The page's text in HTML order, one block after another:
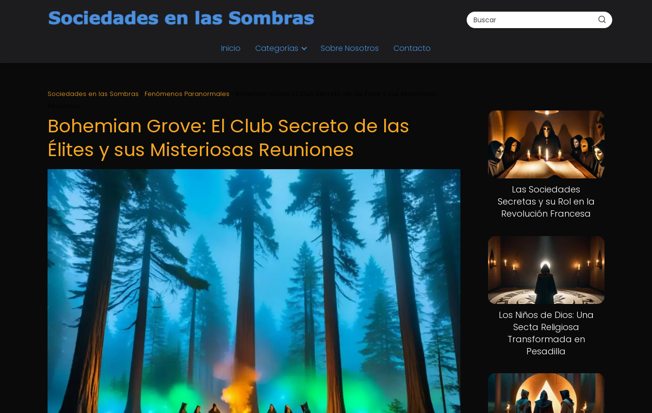
Inicio Categorías Sobre Nosotros Contacto
Sociedades en las Sombras Fenómenos Paranormales
Bohemian Grove: El Club Secreto de las
Élites y sus Misteriosas Reuniones
Las Sociedades
Secretas y su Rol en la
Revolución Francesa
Los Niños de Dios: Una
Secta Religiosa
Transformada en
Pesadilla